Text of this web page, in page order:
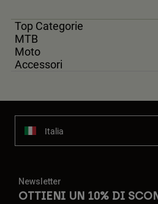
Top Categorie
MTB
Moto
Accessori
Italia
Newsletter
OTTIENI UN 10% DI